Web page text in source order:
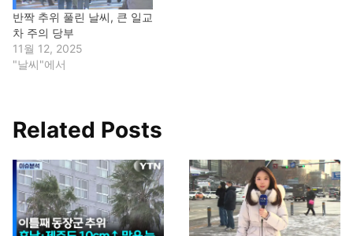
반짝 추위 풀린 날씨, 큰 일교
차 주의 당부
11월 12, 2025
"날씨"에서
Related Posts